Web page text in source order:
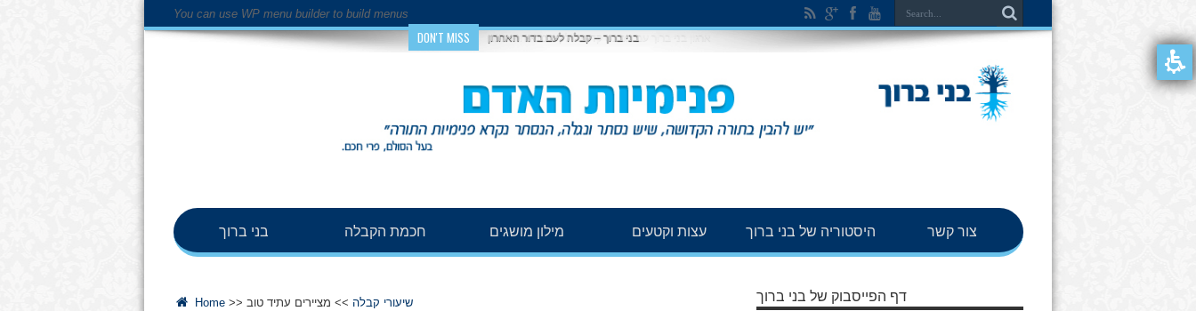
You can use WP menu builder to build menus
DON'T MISS בני ברוך – קבלה לעם בדור האחרון
בני ברוך חכמת הקבלה מילון מושגים עצות וקטעים היסטוריה של בני ברוך צור קשר
Home >> שיעורי קבלה >> מציירים עתיד טוב דף הפייסבוק של בני ברוך